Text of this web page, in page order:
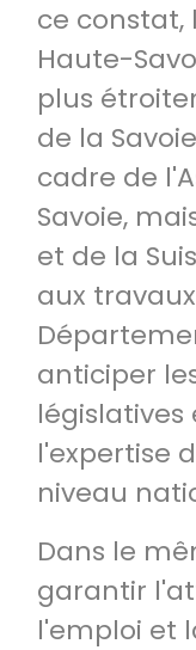
ce constat,
Haute-
plus
de la
cadre de
Savoie,
et de la
aux
anticiper
l'expertise
niveau
Dans le
garantir
l'emploi et